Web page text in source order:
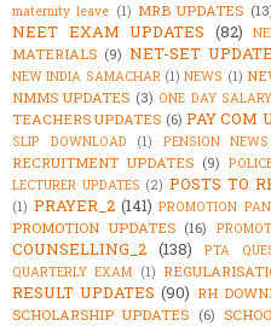
maternity leave (1) MRB UPDATES
NEET EXAM UPDATES (82)
MATERIALS (9) NET-SET
NEW INDIA SAMACHAR (1) NEWS (1)
NMMS UPDATES (3) ONE DAY SALARY
TEACHERS UPDATES (6) PAY COM
SLIP DOWNLOAD
(1) PENSION NEWS
RECRUITMENT UPDATES (9)
LECTURER UPDATES (2) POSTS TO
(1) PRAYER_2 (141) PROMOTION
PROMOTION UPDATES (16)
COUNSELLING_2 (138) PTA
QUARTERLY EXAM (1)
RESULT UPDATES (90) RH
SCHOLARSHIP UPDATES (6)